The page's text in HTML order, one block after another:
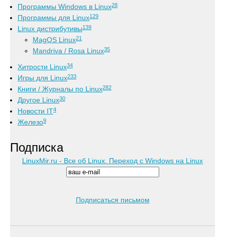
Программы Windows в Linux28
Программы для Linux129
Linux дистрибутивы139
MagOS Linux21
Mandriva / Rosa Linux35
Хитрости Linux34
Игры для Linux233
Книги / Журналы по Linux282
Другое Linux30
Новости IT4
Железо9
Подписка
LinuxMir.ru - Все об Linux. Переход с Windows на Linux
Подписаться письмом